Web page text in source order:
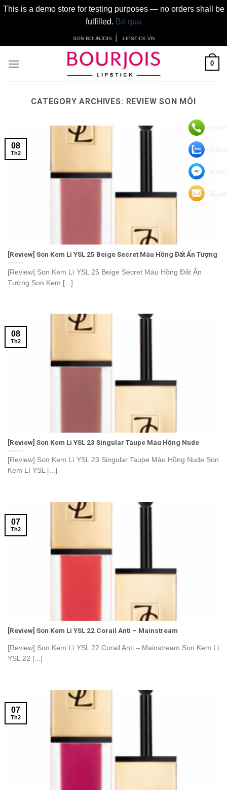
This is a demo store for testing purposes — no orders shall be
fulfilled. Bỏ qua
content
SON BOURJOIS LIPSTICK.VN
0
CATEGORY ARCHIVES: REVIEW SON MÔI
[Review] Son Kem Lì YSL 25 Beige Secret Màu Hồng Đất Ấn Tượng
[Review] Son Kem Lì YSL 25 Beige Secret Màu Hồng Đất Ấn
Tượng Son Kem [...]
08
Th2
[Review] Son Kem Lì YSL 23 Singular Taupe Màu Hồng Nude
[Review] Son Kem Lì YSL 23 Singular Taupe Màu Hồng Nude Son
Kem Lì YSL [...]
08
Th2
[Review] Son Kem Lì YSL 22 Corail Anti – Mainstream
[Review] Son Kem Lì YSL 22 Corail Anti – Mainstream Son Kem Lì
YSL 22 [...]
07
Th2
07
Th2